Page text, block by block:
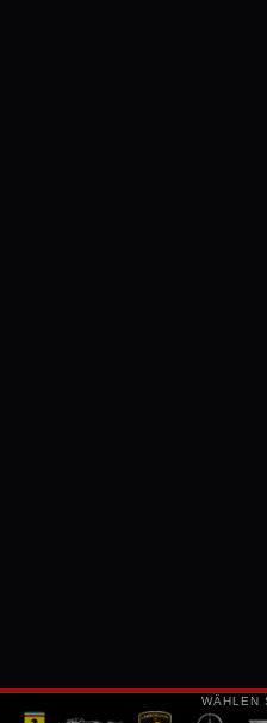
WÄHLEN